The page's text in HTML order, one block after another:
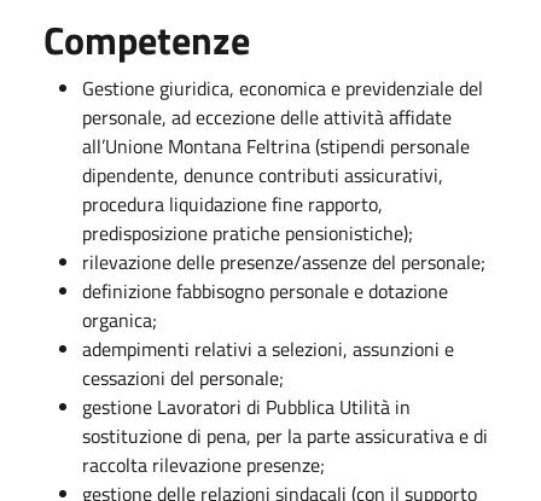
Competenze
Gestione giuridica, economica e previdenziale del
personale, ad eccezione delle attività affidate
all’Unione Montana Feltrina (stipendi personale
dipendente, denunce contributi assicurativi,
procedura liquidazione fine rapporto,
predisposizione pratiche pensionistiche);
rilevazione delle presenze/assenze del personale;
definizione fabbisogno personale e dotazione
organica;
adempimenti relativi a selezioni, assunzioni e
cessazioni del personale;
gestione Lavoratori di Pubblica Utilità in
sostituzione di pena, per la parte assicurativa e di
raccolta rilevazione presenze;
gestione delle relazioni sindacali (con il supporto